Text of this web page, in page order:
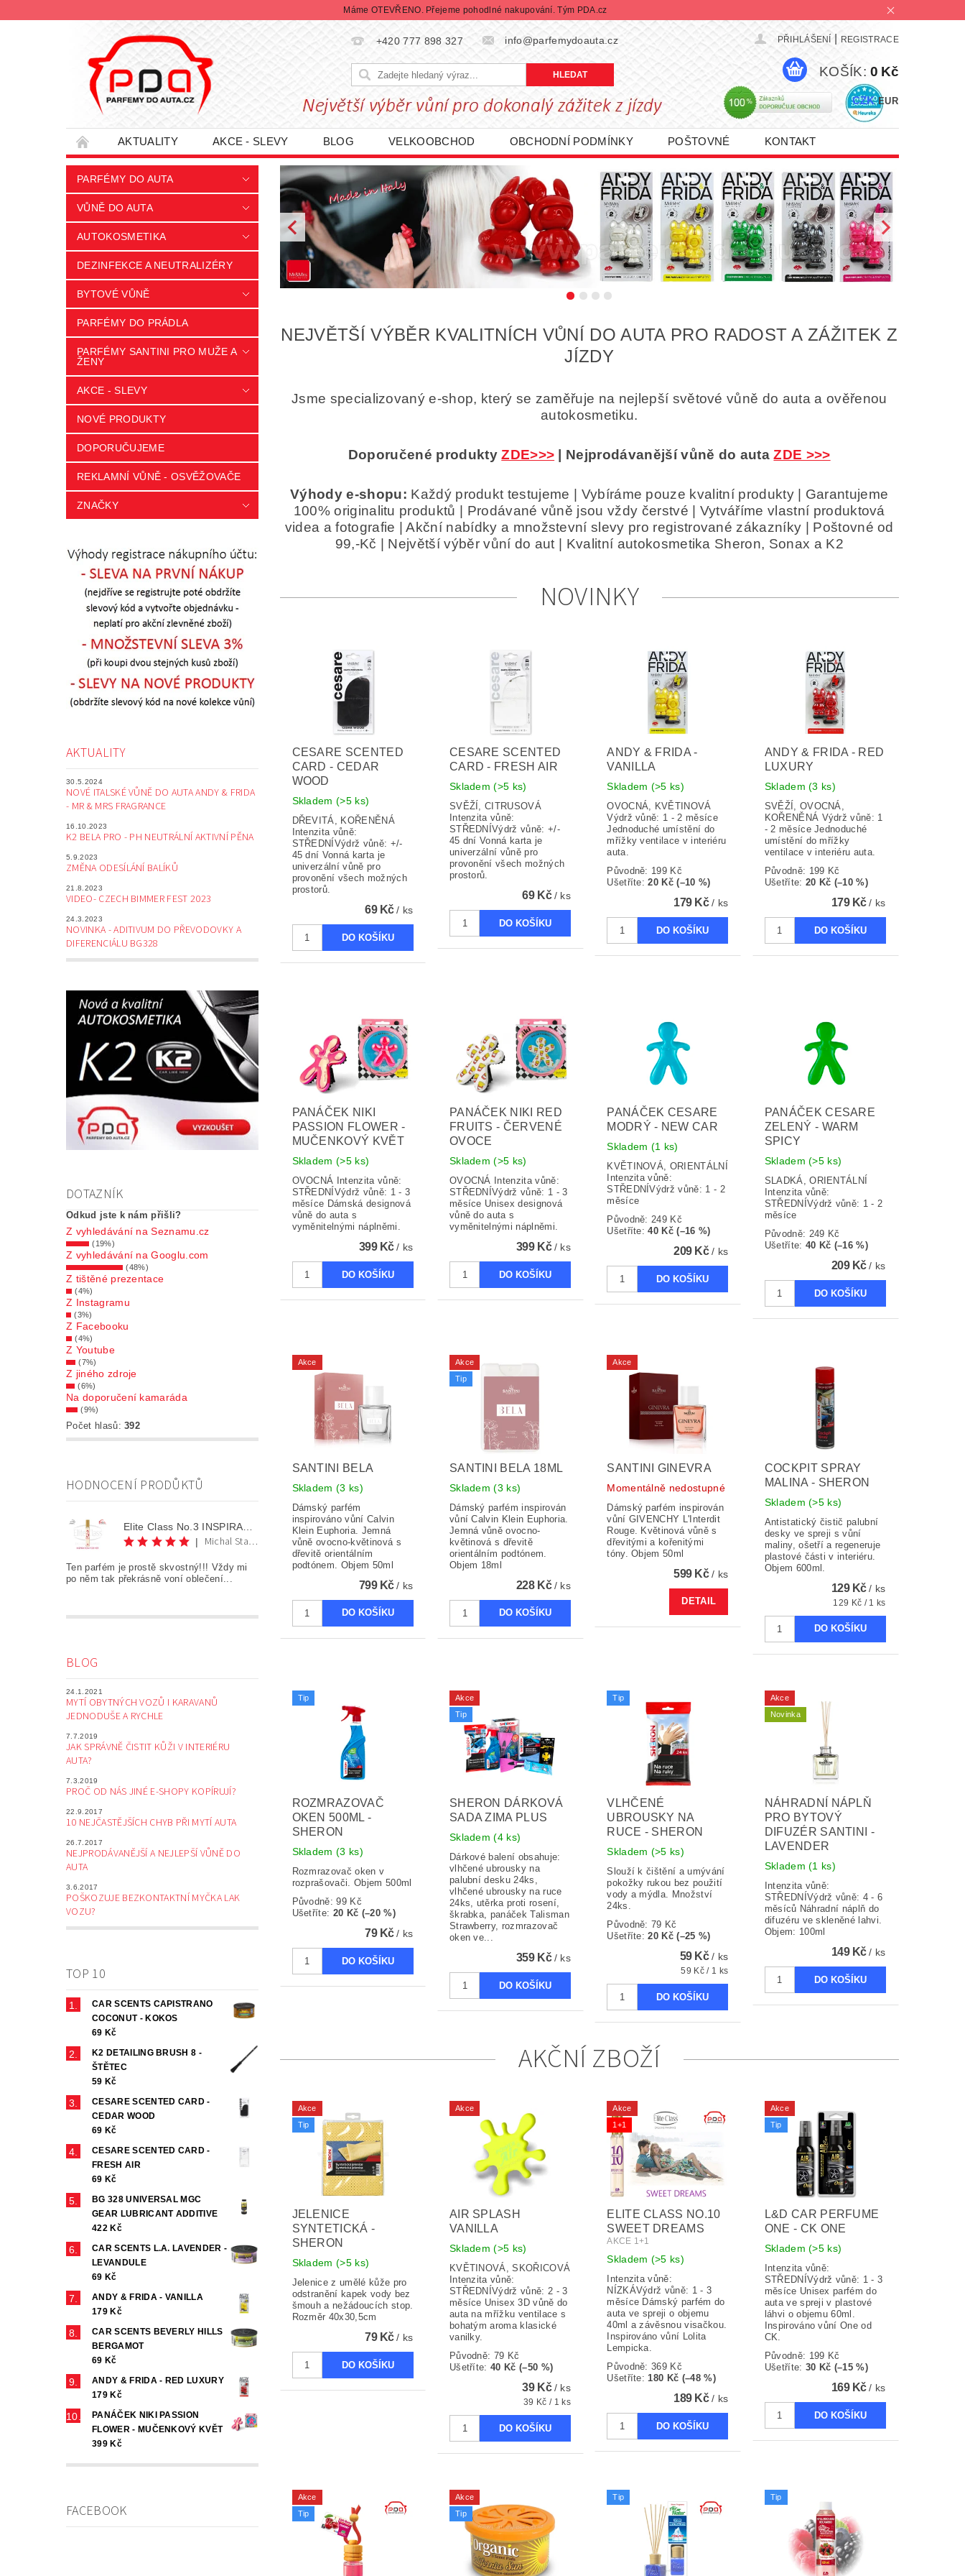
Máme OTEVŘENO. Přejeme pohodlné nakupování. Tým PDA.cz
+420 777 898 327 info@parfemydoauta.cz PŘIHLÁŠENÍ REGISTRACE
CZK EUR
KOŠÍK: 0 Kč
AKTUALITY AKCE - SLEVY BLOG VELKOOBCHOD OBCHODNÍ PODMÍNKY POŠTOVNÉ KONTAKT
HODNOCENÍ OBCHODU PODMÍNKY OCHRANY OSOBNÍCH ÚDAJŮ REKLAMACE ZBOŽÍ
INFORMACE - SLEVOVÉ KUPÓNY PRODÁVANÉ ZNAČKY BLACK FRIDAY | ČERNÝ PÁTEK
PARFÉMY DO AUTA
VŮNĚ DO AUTA
AUTOKOSMETIKA
DEZINFEKCE A NEUTRALIZÉRY
BYTOVÉ VŮNĚ
PARFÉMY DO PRÁDLA
PARFÉMY SANTINI PRO MUŽE A
ŽENY
AKCE - SLEVY
NOVÉ PRODUKTY
DOPORUČUJEME
REKLAMNÍ VŮNĚ - OSVĚŽOVAČE
ZNAČKY
AKTUALITY
30.5.2024
NOVÉ ITALSKÉ VŮNĚ DO AUTA ANDY & FRIDA
- MR & MRS FRAGRANCE
16.10.2023
K2 BELA PRO - PH NEUTRÁLNÍ AKTIVNÍ PĚNA
5.9.2023
ZMĚNA ODESÍLÁNÍ BALÍKŮ
21.8.2023
VIDEO- CZECH BIMMER FEST 2023
24.3.2023
NOVINKA - ADITIVUM DO PŘEVODOVKY A
DIFERENCIÁLU BG328
DOTAZNÍK
Odkud jste k nám přišli?
Z vyhledávání na Seznamu.cz
(19%)
Z vyhledávání na Googlu.com
(48%)
Z tištěné prezentace
(4%)
Z Instagramu
(3%)
Z Facebooku
(4%)
Z Youtube
(7%)
Z jiného zdroje
(6%)
Na doporučení kamaráda
(9%)
Počet hlasů:392
HODNOCENÍ PRODŮKTŮ
Elite Class No.3 INSPIRATION FOR HER AKCE 1+1
|
Michal Staněk
Ten parfém je prostě skvostný!!! Vždy mi
po něm tak překrásně voní oblečení...
BLOG
24.1.2021
MYTÍ OBYTNÝCH VOZŮ I KARAVANŮ
JEDNODUŠE A RYCHLE
7.7.2019
JAK SPRÁVNĚ ČISTIT KŮŽI V INTERIÉRU
AUTA?
7.3.2019
PROČ OD NÁS JINÉ E-SHOPY KOPÍRUJÍ?
22.9.2017
10 NEJČASTĚJŠÍCH CHYB PŘI MYTÍ AUTA
26.7.2017
NEJPRODÁVANĚJŠÍ A NEJLEPŠÍ VŮNĚ DO
AUTA
3.6.2017
POŠKOZUJE BEZKONTAKTNÍ MYČKA LAK
VOZU?
TOP 10
CAR SCENTS CAPISTRANO
COCONUT - KOKOS
69 Kč
K2 DETAILING BRUSH 8 -
ŠTĚTEC
59 Kč
CESARE SCENTED CARD -
CEDAR WOOD
69 Kč
CESARE SCENTED CARD -
FRESH AIR
69 Kč
BG 328 UNIVERSAL MGC
GEAR LUBRICANT ADDITIVE
422 Kč
CAR SCENTS L.A. LAVENDER -
LEVANDULE
69 Kč
ANDY & FRIDA - VANILLA
179 Kč
CAR SCENTS BEVERLY HILLS
BERGAMOT
69 Kč
ANDY & FRIDA - RED LUXURY
179 Kč
PANÁČEK NIKI PASSION
FLOWER - MUČENKOVÝ KVĚT
399 Kč
FACEBOOK
NEJVĚTŠÍ VÝBĚR KVALITNÍCH VŮNÍ DO AUTA PRO RADOST A ZÁŽITEK Z
JÍZDY
Jsme specializovaný e-shop, který se zaměřuje na nejlepší světové vůně do auta a ověřenou
autokosmetiku.
Doporučené produktyZDE>>> | Nejprodávanější vůně do autaZDE >>>
Výhody e-shopu: Každý produkt testujeme | Vybíráme pouze kvalitní produkty | Garantujeme
100% originalitu produktů | Prodávané vůně jsou vždy čerstvé | Vytváříme vlastní produktová
videa a fotografie | Akční nabídky a množstevní slevy pro registrované zákazníky | Poštovné od
99,-Kč | Největší výběr vůní do aut | Kvalitní autokosmetika Sheron, Sonax a K2
NOVINKY
CESARE SCENTED
CARD - CEDAR
WOOD
Skladem(>5 ks)
DŘEVITÁ, KOŘENĚNÁ
Intenzita vůně:
STŘEDNÍVýdrž vůně: +/-
45 dní Vonná karta je
univerzální vůně pro
provonění všech možných
prostorů.
69 Kč/ ks
CESARE SCENTED
CARD - FRESH AIR
Skladem(>5 ks)
SVĚŽÍ, CITRUSOVÁ
Intenzita vůně:
STŘEDNÍVýdrž vůně: +/-
45 dní Vonná karta je
univerzální vůně pro
provonění všech možných
prostorů.
69 Kč/ ks
ANDY & FRIDA -
VANILLA
Skladem (>5 ks)
OVOCNÁ, KVĚTINOVÁ
Výdrž vůně: 1 - 2 měsíce
Jednoduché umístění do
mřížky ventilace v interiéru
auta.
Původně: 199 Kč
Ušetříte:20 Kč (–10 %)
179 Kč/ ks
ANDY & FRIDA - RED
LUXURY
Skladem(3 ks)
SVĚŽÍ, OVOCNÁ,
KOŘENĚNÁ Výdrž vůně: 1
- 2 měsíce Jednoduché
umístění do mřížky
ventilace v interiéru auta.
Původně: 199 Kč
Ušetříte: 20 Kč (–10 %)
179 Kč/ ks
PANÁČEK NIKI
PASSION FLOWER -
MUČENKOVÝ KVĚT
Skladem(>5 ks)
OVOCNÁ Intenzita vůně:
STŘEDNÍVýdrž vůně: 1 - 3
měsíce Dámská designová
vůně do auta s
vyměnitelnými náplněmi.
399 Kč/ ks
PANÁČEK NIKI RED
FRUITS - ČERVENÉ
OVOCE
Skladem(>5 ks)
OVOCNÁ Intenzita vůně:
STŘEDNÍVýdrž vůně: 1 - 3
měsíce Unisex designová
vůně do auta s
vyměnitelnými náplněmi.
399 Kč/ ks
PANÁČEK CESARE
MODRÝ - NEW CAR
Skladem (1 ks)
KVĚTINOVÁ, ORIENTÁLNÍ
Intenzita vůně:
STŘEDNÍVýdrž vůně: 1 - 2
měsíce
Původně: 249 Kč
Ušetříte:40 Kč (–16 %)
209 Kč/ ks
PANÁČEK CESARE
ZELENÝ - WARM
SPICY
Skladem(>5 ks)
SLADKÁ, ORIENTÁLNÍ
Intenzita vůně:
STŘEDNÍVýdrž vůně: 1 - 2
měsíce
Původně: 249 Kč
Ušetříte: 40 Kč (–16 %)
209 Kč/ ks
Akce
SANTINI BELA
Skladem(3 ks)
Dámský parfém
inspirováno vůní Calvin
Klein Euphoria. Jemná
vůně ovocno-květinová s
dřevitě orientálním
podtónem. Objem 50ml
799 Kč/ ks
Akce
Tip
SANTINI BELA 18ML
Skladem(3 ks)
Dámský parfém inspirován
vůní Calvin Klein Euphoria.
Jemná vůně ovocno-
květinová s dřevitě
orientálním podtónem.
Objem 18ml
228 Kč/ ks
Akce
SANTINI GINEVRA
Momentálně nedostupné
Dámský parfém inspirován
vůní GIVENCHY L'Interdit
Rouge. Květinová vůně s
dřevitými a kořenitými
tóny. Objem 50ml
599 Kč/ ks
DETAIL
COCKPIT SPRAY
MALINA - SHERON
Skladem(>5 ks)
Antistatický čistič palubní
desky ve spreji s vůní
maliny, ošetří a regeneruje
plastové části v interiéru.
Objem 600ml.
129 Kč/ ks
129 Kč / 1 ks
Tip
ROZMRAZOVAČ
OKEN 500ML -
SHERON
Skladem(3 ks)
Rozmrazovač oken v
rozprašovači. Objem 500ml
Původně:99 Kč
Ušetříte: 20 Kč (–20 %)
79 Kč/ ks
Akce
Tip
SHERON DÁRKOVÁ
SADA ZIMA PLUS
Skladem(4 ks)
Dárkové balení obsahuje:
vlhčené ubrousky na
palubní desku 24ks,
vlhčené ubrousky na ruce
24ks, utěrka proti rosení,
škrabka, panáček Talisman
Strawberry, rozmrazovač
oken ve...
359 Kč/ ks
Tip
VLHČENÉ
UBROUSKY NA
RUCE - SHERON
Skladem (>5 ks)
Slouží k čištění a umývání
pokožky rukou bez použití
vody a mýdla. Množství
24ks.
Původně:79 Kč
Ušetříte:20 Kč (–25 %)
59 Kč/ ks
59 Kč / 1 ks
Akce
Novinka
NÁHRADNÍ NÁPLŇ
PRO BYTOVÝ
DIFUZÉR SANTINI -
LAVENDER
Skladem(1 ks)
Intenzita vůně:
STŘEDNÍVýdrž vůně: 4 - 6
měsíců Náhradní náplň do
difuzéru ve skleněné lahvi.
Objem: 100ml
149 Kč/ ks
AKČNÍ ZBOŽÍ
Akce
Tip
JELENICE
SYNTETICKÁ -
SHERON
Skladem(>5 ks)
Jelenice z umělé kůže pro
odstranění kapek vody bez
šmouh a nežádoucích stop.
Rozměr 40x30,5cm
79 Kč/ ks
Akce
AIR SPLASH
VANILLA
Skladem(>5 ks)
KVĚTINOVÁ, SKOŘICOVÁ
Intenzita vůně:
STŘEDNÍVýdrž vůně: 2 - 3
měsíce Unisex 3D vůně do
auta na mřížku ventilace s
bohatým aroma klasické
vanilky.
Původně: 79 Kč
Ušetříte:40 Kč (–50 %)
39 Kč/ ks
39 Kč / 1 ks
Akce
1+1
ELITE CLASS NO.10
SWEET DREAMS
AKCE 1+1
Skladem (>5 ks)
Intenzita vůně:
NÍZKÁVýdrž vůně: 1 - 3
měsíce Dámský parfém do
auta ve spreji o objemu
40ml a závěsnou visačkou.
Inspirováno vůní Lolita
Lempicka.
Původně:369 Kč
Ušetříte:180 Kč (–48 %)
189 Kč/ ks
Akce
Tip
L&D CAR PERFUME
ONE - CK ONE
Skladem(>5 ks)
Intenzita vůně:
STŘEDNÍVýdrž vůně: 1 - 3
měsíce Unisex parfém do
auta ve spreji v plastové
láhvi o objemu 60ml.
Inspirováno vůní One od
CK.
Původně: 199 Kč
Ušetříte: 30 Kč (–15 %)
169 Kč/ ks
Akce
Tip
Akce
Tip
Tip Tip